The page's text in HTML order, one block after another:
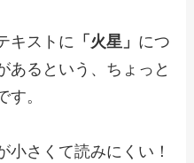
キストに 「火星」 につ
あるという、ちょっと
。
小さくて読みにくい！